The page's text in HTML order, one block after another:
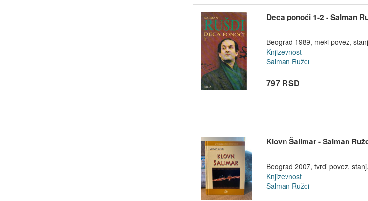
Deca ponoći 1-2 - Salman
Beograd 1989, meki povez,
Knjizevnost
Salman Ruždi
797 RSD
Klovn Šalimar - Salman
Beograd 2007, tvrdi povez,
Knjizevnost
Salman Ruždi